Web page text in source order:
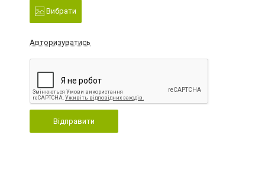
Вибрати
Авторизуватись
Відправити